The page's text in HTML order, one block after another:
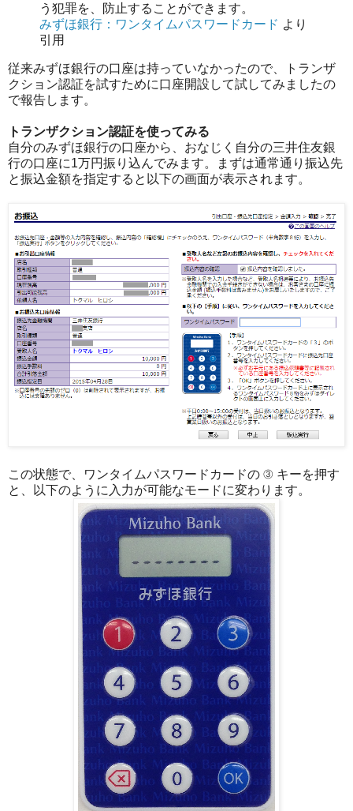
う犯罪を、防止することができます。
みずほ銀行：ワンタイムパスワードカード より
引用
従来みずほ銀行の口座は持っていなかったので、トランザ
クション認証を試すために口座開設して試してみましたの
で報告します。
トランザクション認証を使ってみる
自分のみずほ銀行の口座から、おなじく自分の三井住友銀
行の口座に1万円振り込んでみます。まずは通常通り振込先
と振込金額を指定すると以下の画面が表示されます。
この状態で、ワンタイムパスワードカードの ③ キーを押す
と、以下のように入力が可能なモードに変わります。